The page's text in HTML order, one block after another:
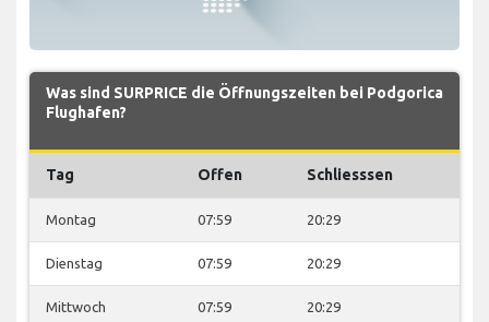
Was sind SURPRICE die Öffnungszeiten bei Podgorica
Flughafen?
Tag Offen Schliesssen
Montag 07:59 20:29
Dienstag 07:59 20:29
Mittwoch 07:59 20:29